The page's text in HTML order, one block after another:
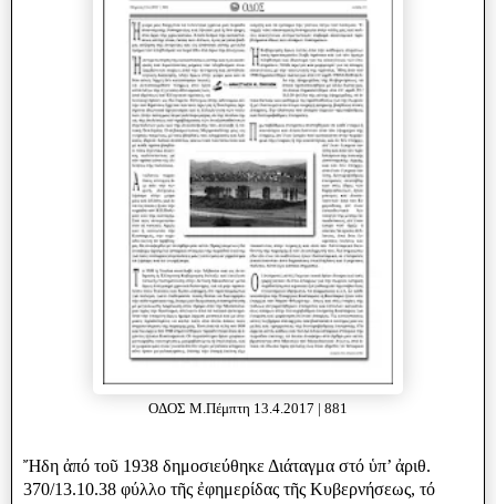
ΟΔΟΣ Μ.Πέμπτη 13.4.2017 | 881
Ἤδη ἀπό τοῦ 1938 δημοσιεύθηκε Διάταγμα στό ὑπ’ ἀριθ.
370/13.10.38 φύλλο τῆς ἐφημερίδας τῆς Κυβερνήσεως, τό